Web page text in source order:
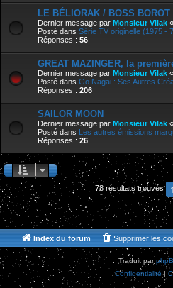
LE BÉLIORAK / BOSS BOROT
Dernier message par Monsieur Vilak «
Posté dans Série TV originelle (1975 -
Réponses : 56
GREAT MAZINGER, la
Dernier message par Monsieur Vilak «
Posté dans Go Nagai : Ses Autres
Réponses : 206
SAILOR MOON
Dernier message par Monsieur Vilak «
Posté dans Les autres émissions
Réponses : 26
78 résultats trouvés 1
Index du forum Supprimer les
Traduit par
Confidentialité |